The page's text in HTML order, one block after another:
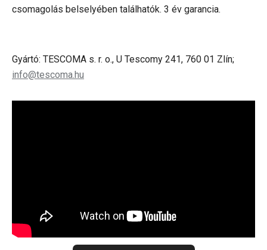
csomagolás belselyében találhatók. 3 év garancia.
Gyártó: TESCOMA s. r. o., U Tescomy 241, 760 01 Zlín;
info@tescoma.hu